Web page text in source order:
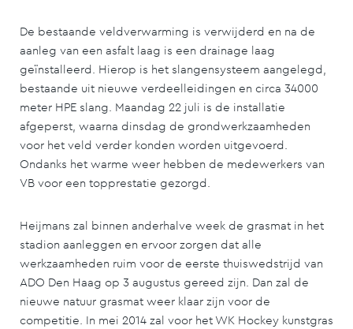
De bestaande veldverwarming is verwijderd en na de
aanleg van een asfalt laag is een drainage laag
geïnstalleerd. Hierop is het slangensysteem aangelegd,
bestaande uit nieuwe verdeelleidingen en circa 34000
meter HPE slang. Maandag 22 juli is de installatie
afgeperst, waarna dinsdag de grondwerkzaamheden
voor het veld verder konden worden uitgevoerd.
Ondanks het warme weer hebben de medewerkers van
VB voor een topprestatie gezorgd.
Heijmans zal binnen anderhalve week de grasmat in het
stadion aanleggen en ervoor zorgen dat alle
werkzaamheden ruim voor de eerste thuiswedstrijd van
ADO Den Haag op 3 augustus gereed zijn. Dan zal de
nieuwe natuur grasmat weer klaar zijn voor de
competitie. In mei 2014 zal voor het WK Hockey kunstgras